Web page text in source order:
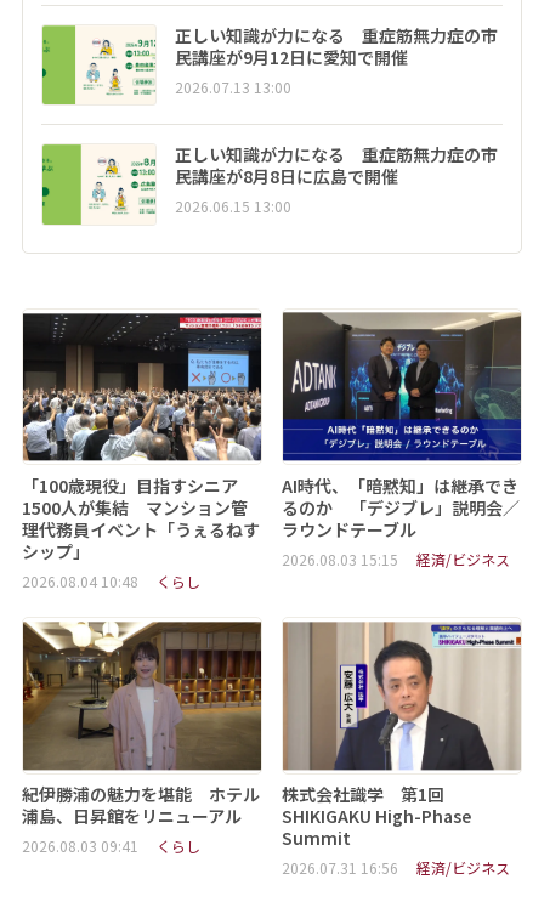
正しい知識が力になる 重症筋無力症の市
民講座が9月12日に愛知で開催
2026.07.13 13:00
正しい知識が力になる 重症筋無力症の市
民講座が8月8日に広島で開催
2026.06.15 13:00
「100歳現役」目指すシニア
1500人が集結 マンション管
理代務員イベント「うぇるねす
シップ」
2026.08.04 10:48 くらし
AI時代、「暗黙知」は継承でき
るのか 「デジブレ」説明会／
ラウンドテーブル
2026.08.03 15:15 経済/ビジネス
紀伊勝浦の魅力を堪能 ホテル
浦島、日昇館をリニューアル
2026.08.03 09:41 くらし
株式会社識学 第1回
SHIKIGAKU High-Phase
Summit
2026.07.31 16:56 経済/ビジネス